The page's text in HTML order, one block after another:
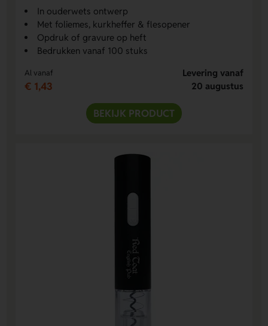
In ouderwets ontwerp
Met foliemes, kurkheffer & flesopener
Opdruk of gravure op heft
Bedrukken vanaf 100 stuks
Al vanaf
€ 1,43
Levering vanaf
20 augustus
BEKIJK PRODUCT